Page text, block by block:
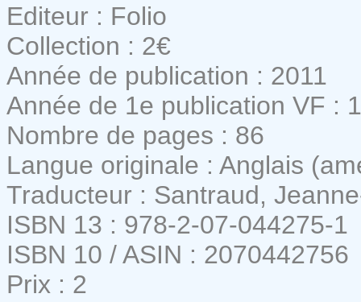
Editeur : Folio
Collection : 2€
Année de publication : 2011
Année de 1e publication VF :
Nombre de pages : 86
Langue originale : Anglais
Traducteur : Santraud,
ISBN 13 : 978-2-07-044275-1
ISBN 10 / ASIN : 2070442756
Prix : 2